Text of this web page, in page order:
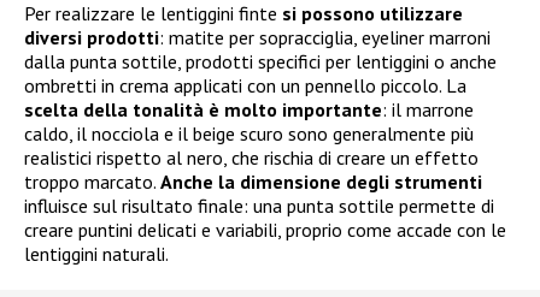
Per realizzare le lentiggini finte si possono utilizzare
diversi prodotti: matite per sopracciglia, eyeliner marroni
dalla punta sottile, prodotti specifici per lentiggini o anche
ombretti in crema applicati con un pennello piccolo. La
scelta della tonalità è molto importante: il marrone
caldo, il nocciola e il beige scuro sono generalmente più
realistici rispetto al nero, che rischia di creare un effetto
troppo marcato. Anche la dimensione degli strumenti
influisce sul risultato finale: una punta sottile permette di
creare puntini delicati e variabili, proprio come accade con le
lentiggini naturali.